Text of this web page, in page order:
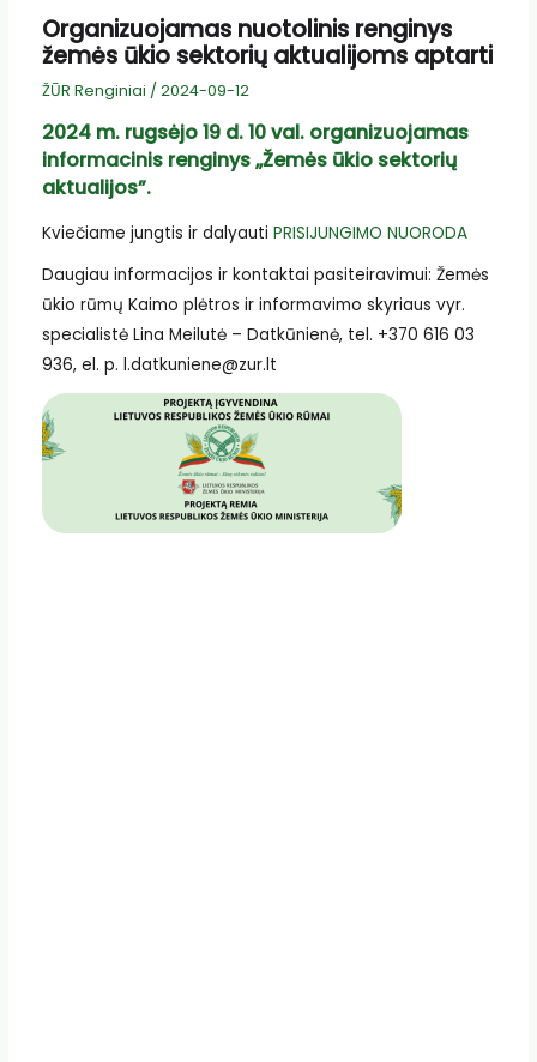
Organizuojamas nuotolinis renginys
žemės ūkio sektorių aktualijoms aptarti
ŽŪR Renginiai / 2024-09-12
2024 m. rugsėjo 19 d. 10 val. organizuojamas
informacinis renginys „Žemės ūkio sektorių
aktualijos”.
Kviečiame jungtis ir dalyauti PRISIJUNGIMO NUORODA
Daugiau informacijos ir kontaktai pasiteiravimui: Žemės
ūkio rūmų Kaimo plėtros ir informavimo skyriaus vyr.
specialistė Lina Meilutė – Datkūnienė, tel. +370 616 03
936, el. p. l.datkuniene@zur.lt